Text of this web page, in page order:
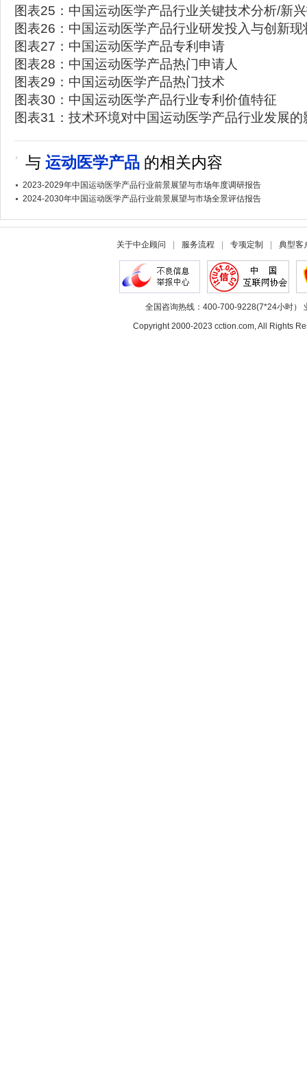
图表25：中国运动医学产品行业关键技术分析/新
图表26：中国运动医学产品行业研发投入与创新现
图表27：中国运动医学产品专利申请
图表28：中国运动医学产品热门申请人
图表29：中国运动医学产品热门技术
图表30：中国运动医学产品行业专利价值特征
图表31：技术环境对中国运动医学产品行业发展的
与 运动医学产品 的相关内容
2023-2029年中国运动医学产品行业前景展望与市场年度调研报告
2024-2030年中国运动医学产品行业前景展望与市场全景评估报告
关于中企顾问 服务流程 专项定制 典型客
全国咨询热线：400-700-9228(7*24小时）
Copyright 2000-2023 cction.com, All Rights